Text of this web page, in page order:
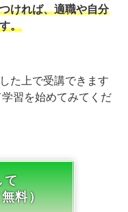
ければ、適職や自分
。
た上で受講できます
習を始めてみてくだ
て
料）